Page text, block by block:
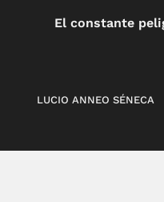
El constante
LUCIO ANNEO SÉNECA